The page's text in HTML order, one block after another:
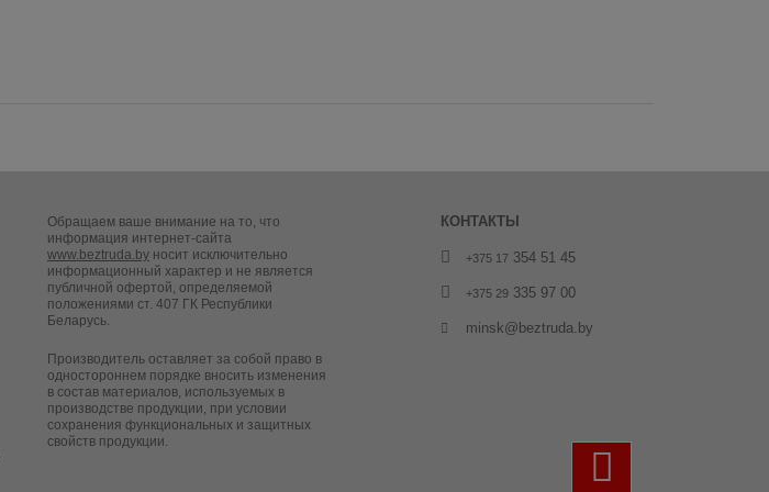
Обращаем ваше внимание на то, что
информация интернет-сайта
www.beztruda.by носит исключительно
информационный характер и не является
публичной офертой, определяемой
положениями ст. 407 ГК Республики
Беларусь.
Производитель оставляет за собой право в
одностороннем порядке вносить изменения
в состав материалов, используемых в
производстве продукции, при условии
сохранения функциональных и защитных
свойств продукции.
КОНТАКТЫ
+375 17 354 51 45
+375 29 335 97 00
minsk@beztruda.by